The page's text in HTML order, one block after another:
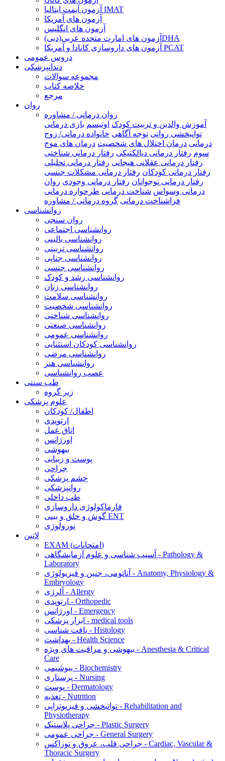
آزمون آیمت ایتالیا IMAT
آزمون های آمریکا
آزمون های انگلیس
آزمون های امارت متحده عربی(دبی)DHA
آزمون های داروسازی کانادا و آمریکا PCAT
دروس عمومی
دندانپزشکی
مجموعه سوالات
خلاصه کتاب
مرجع
روان
روان درمانی / مشاوره
آموزش والدین و تربیت کودک اوتیسم بازی درمانی
توانبخشی روانی توجه آگاهی خانواده درمانی/ زوج
درمانی درمان اختلال های شخصیت درمان های موج
سوم رفتار درمانی دیالکتیکی رفتار درمانی شناختی
رفتار درمانی عقلانی هیجانی رفتار درمانی تحلیلی
رفتار درمانی کودکان رفتار درمانی مشکلات جنسی
رفتار درمانی نوجوانان رفتار درمانی وجودی روان
درمانی وسواس شناخت درمانی طرحواره درمانی
فراشناخت درمانی گروه درمانی / مشاوره
روانشناسی
روان سنجی
روانشناسی اجتماعی
روانشناسی بالینی
روانشناسی تربیتی
روانشناسی جنایی
روانشناسی جنسی
روانشناسی رشد و کودک
روانشناسی زنان
روانشناسی سلامت
روانشناسی شخصیت
روانشناسی شناختی
روانشناسی صنعتی
روانشناسی عمومی
روانشناسی کودکان استثنایی
روانشناسی مرضی
روانشناسی هنر
عصب روانشناسی
طب سنتی
زیر گروه
علوم پزشکی
اطفال/ کودکان
ارتوپدی
اتاق عمل
اورژانس
بیهوشی
پوست و زیبایی
جراحی
چشم پزشکی
روانپزشکی
طب داخلی
فارماکولوژی داروسازی
گوش و حلق و بینی ENT
نورولوژی
لاتین
EXAM (امتحانات)
آسیب شناسی و علوم آزمایشگاهی - Pathology &
Laboratory
آناتومی، جنین و فیزیولوژی - Anatomy, Physiology &
Embryology
آلرژی - Allergy
ارتوپدی - Orthopedic
اورژانس - Emergency
ابزار پزشکی - medical tools
بافت شناسی - Histology
بهداشت - Health Science
بیهوشی و مراقبت های ویژه - Anesthesia & Critical
Care
بیوشیمی - Biochemistry
پرستاری - Nursing
پوست - Dermatology
تغذیه - Nutrition
توانبخشی و فیزیوتراپی - Rehabilitation and
Physiotherapy
جراحی پلاستیک - Plastic Surgery
جراحی عمومی - General Surgery
جراحی قلب، عروق و توراکس - Cardiac, Vascular &
Thoracic Surgery